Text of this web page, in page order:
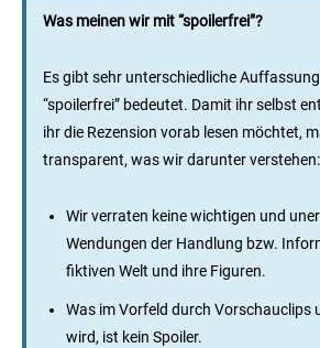
Was meinen wir mit “spoilerfrei”?
Es gibt sehr unterschiedliche
“spoilerfrei” bedeutet. Damit ihr selbst
ihr die Rezension vorab lesen möchtet,
transparent, was wir darunter verstehen:
Wir verraten keine wichtigen und
Wendungen der Handlung bzw.
fiktiven Welt und ihre Figuren.
Was im Vorfeld durch Vorschauclips
wird, ist kein Spoiler.